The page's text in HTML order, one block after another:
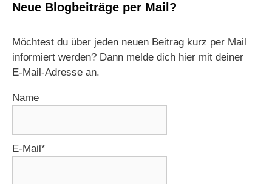
Neue Blogbeiträge per Mail?
Möchtest du über jeden neuen Beitrag kurz per Mail
informiert werden? Dann melde dich hier mit deiner
E-Mail-Adresse an.
Name
E-Mail*